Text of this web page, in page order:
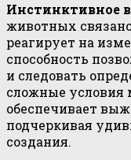
Инстинктивное
животных
реагирует на
способность
и следовать
сложные условия
обеспечивает
подчеркивая
создания.